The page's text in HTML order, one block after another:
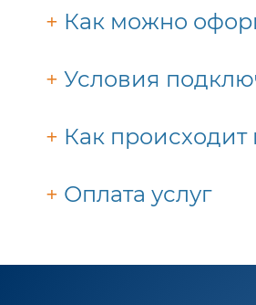
+ Как можно
+ Условия
+ Как
+ Оплата услуг